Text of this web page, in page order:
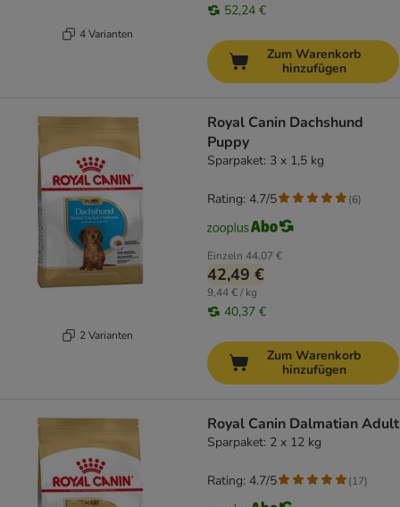
4 Varianten
52,24 €
Zum Warenkorb
hinzufügen
2 Varianten
Royal Canin Dachshund
Puppy
Sparpaket: 3 x 1,5 kg
Einzeln 44,07 €
42,49 €
9,44 € / kg
40,37 €
Rating: 4.7/5 (6)
Zum Warenkorb
hinzufügen
Royal Canin Dalmatian Adult
Sparpaket: 2 x 12 kg
Rating: 4.7/5 (17)